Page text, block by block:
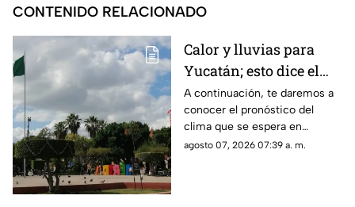
CONTENIDO RELACIONADO
Calor y lluvias para
Yucatán; esto dice el
pronóstico del clima
para hoy, viernes 7 de
agosto
A continuación, te daremos a
conocer el pronóstico del
clima que se espera en
Yucatán el día de hoy, en el
agosto 07, 2026 07:39 a. m.